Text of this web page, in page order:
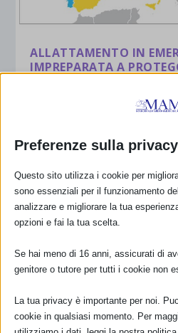
ALLATTAMENTO IN
IMPREPARATA A
News da IBFAN|0 |
nuovo rapporto europeo mostra
PER SAPERNE DI PIÙ
Preferenze sulla privacy
Questo sito utilizza i cookie per
sono essenziali per il funzionamento
analizzare e migliorare la tua
opzioni e fai la tua scelta.
Se hai meno di 16 anni, assicurati di
genitore o tutore per tutti i cookie non
La tua privacy è importante per noi.
cookie in qualsiasi momento. Per